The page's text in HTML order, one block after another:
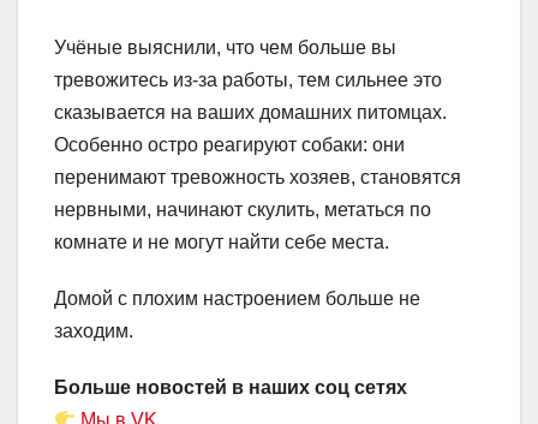
Учёные выяснили, что чем больше вы
тревожитесь из-за работы, тем сильнее это
сказывается на ваших домашних питомцах.
Особенно остро реагируют собаки: они
перенимают тревожность хозяев, становятся
нервными, начинают скулить, метаться по
комнате и не могут найти себе места.
Домой с плохим настроением больше не
заходим.
Больше новостей в наших соц сетях
Мы в VK